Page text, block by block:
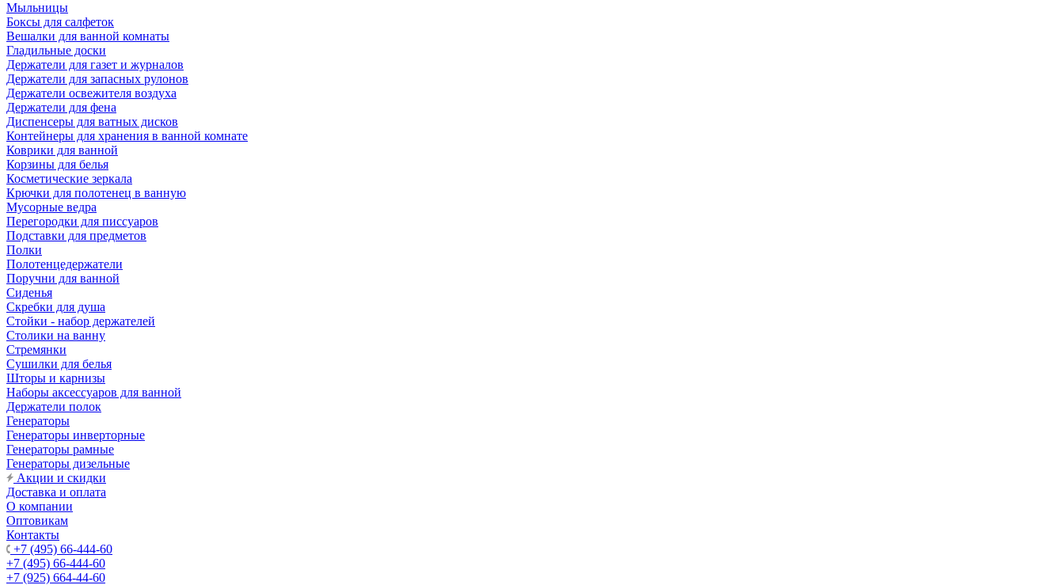
Мыльницы
Боксы для салфеток
Вешалки для ванной комнаты
Гладильные доски
Держатели для газет и журналов
Держатели для запасных рулонов
Держатели освежителя воздуха
Держатели для фена
Диспенсеры для ватных дисков
Контейнеры для хранения в ванной комнате
Коврики для ванной
Корзины для белья
Косметические зеркала
Крючки для полотенец в ванную
Мусорные ведра
Перегородки для писсуаров
Подставки для предметов
Полки
Полотенцедержатели
Поручни для ванной
Сиденья
Скребки для душа
Стойки - набор держателей
Столики на ванну
Стремянки
Сушилки для белья
Шторы и карнизы
Наборы аксессуаров для ванной
Держатели полок
Генераторы
Генераторы инверторные
Генераторы рамные
Генераторы дизельные
Акции и скидки
Доставка и оплата
О компании
Оптовикам
Контакты
+7 (495) 66-444-60
+7 (495) 66-444-60
+7 (925) 664-44-60